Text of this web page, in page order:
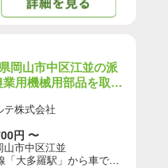
岡山市中区江並の派
用機械用部品を取り
】
テ株式会社
円 〜
山市中区江並
JR赤穂線「大多羅駅」から車で15分 【交通手段】 車・バイク・自転車通勤可 バス通勤可（職場近くのバス停まで徒歩4分） ★工場駐車場は無料でご利用いただけます！